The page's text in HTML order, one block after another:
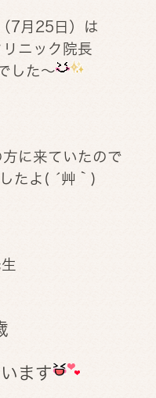
7月25日）は
ニック院長
した～
に来ていたので
たよ( ´艸｀)
ます